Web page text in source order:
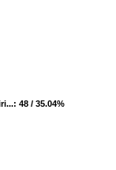
48 / 35.04%